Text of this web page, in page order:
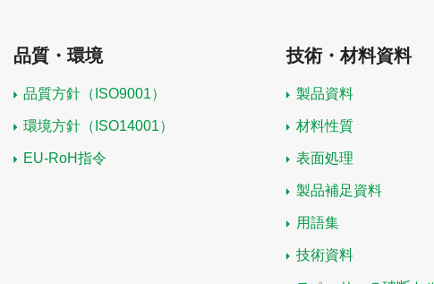
品質・環境
品質方針（ISO9001）
環境方針（ISO14001）
EU-RoH指令
技術・材料資料
製品資料
材料性質
表面処理
製品補足資料
用語集
技術資料